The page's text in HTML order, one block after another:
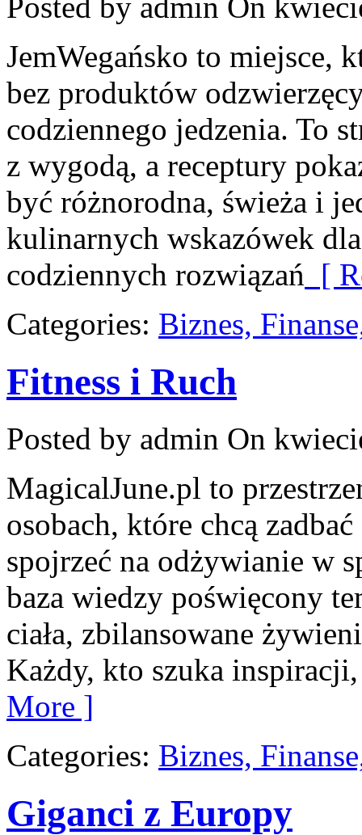
Posted by admin On
JemWegańsko to miejsce,
bez produktów
codziennego jedzenia. To
z wygodą, a receptury
być różnorodna, świeża i
kulinarnych wskazówek
codziennych rozwiązań [
Categories: Biznes,
Fitness i Ruch
Posted by admin On
MagicalJune.pl to
osobach, które chcą
spojrzeć na odżywianie w
baza wiedzy poświęcony
ciała, zbilansowane
Każdy, kto szuka
More ]
Categories: Biznes,
Giganci z Europy